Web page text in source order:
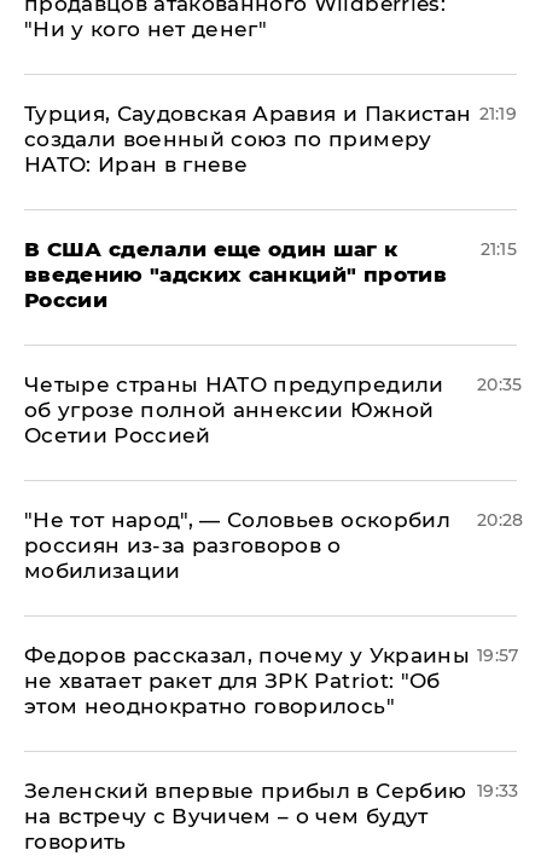
"Ни у кого нет денег"
Турция, Саудовская Аравия и Пакистан
создали военный союз по примеру
НАТО: Иран в гневе
21:19
В США сделали еще один шаг к
введению "адских санкций" против
России
21:15
Четыре страны НАТО предупредили
об угрозе полной аннексии Южной
Осетии Россией
20:35
​"Не тот народ", — Соловьев оскорбил
россиян из-за разговоров о
мобилизации
20:28
Федоров рассказал, почему у Украины
не хватает ракет для ЗРК Patriot: "Об
этом неоднократно говорилось"
19:57
Зеленский впервые прибыл в Сербию
на встречу с Вучичем – о чем будут
говорить
19:33